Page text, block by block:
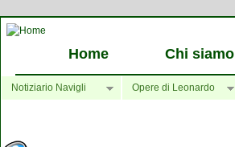
Home Chi siamo
Notiziario Navigli Opere di Leonardo